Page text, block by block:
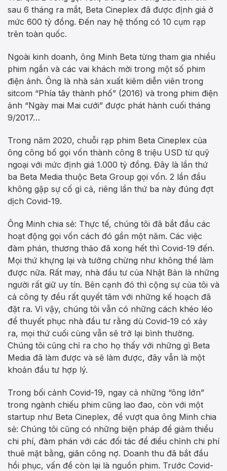
sau 6 tháng ra mắt, Beta Cineplex đã được định giá ở
mức 600 tỷ đồng. Đến nay hệ thống có 10 cụm rạp
trên toàn quốc.
Ngoài kinh doanh, ông Minh Beta từng tham gia nhiều
phim ngắn và các vai khách mời trong một số phim
điện ảnh. Ông là nhà sản xuất kiêm diễn viên trong
sitcom “Phía tây thành phố” (2016) và trong phim điện
ảnh “Ngày mai Mai cưới” được phát hành cuối tháng
9/2017…
Trong năm 2020, chuỗi rạp phim Beta Cineplex của
ông công bố gọi vốn thành công 8 triệu USD từ quỹ
ngoại với mức định giá 1.000 tỷ đồng. Đây là lần thứ
ba Beta Media thuộc Beta Group gọi vốn. 2 lần đầu
không gặp sự cố gì cả, riêng lần thứ ba này đúng đợt
dịch Covid-19.
Ông Minh chia sẻ: Thực tế, chúng tôi đã bắt đầu các
hoạt động gọi vốn cách đó gần một năm. Các việc
đàm phán, thương thảo đã xong hết thì Covid-19 đến.
Mọi thứ khựng lại và tưởng chừng như không thể làm
được nữa. Rất may, nhà đầu tư của Nhật Bản là những
người rất giữ uy tín. Bên cạnh đó thì cộng sự của tôi và
cả công ty đều rất quyết tâm với những kế hoạch đã
đặt ra. Vì vậy, chúng tôi vẫn có những cách khéo léo
để thuyết phục nhà đầu tư rằng dù Covid-19 có xảy
ra, mọi thứ cuối cùng vẫn sẽ trở lại bình thường.
Chúng tôi cũng chỉ ra cho họ thấy với những gì Beta
Media đã làm được và sẽ làm được, đây vẫn là một
khoản đầu tư hợp lý.
Trong bối cảnh Covid-19, ngay cả những “ông lớn”
trong ngành chiếu phim cũng lao đao, còn với một
startup như Beta Cineplex, để vượt qua ông Minh chia
sẻ: Chúng tôi cũng có những biện pháp để giảm thiểu
chi phí, đàm phán với các đối tác để điều chỉnh chi phí
thuê mặt bằng, giãn công nợ. Doanh thu đã bắt đầu
hồi phục, vấn đề còn lại là nguồn phim. Trước Covid-